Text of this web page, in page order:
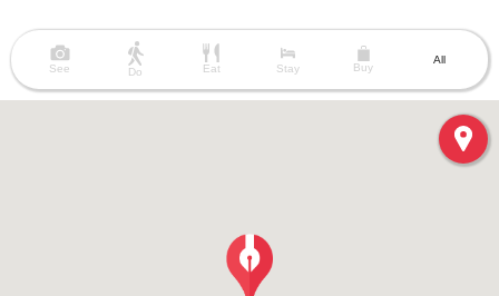
See Do Eat Stay Buy
All